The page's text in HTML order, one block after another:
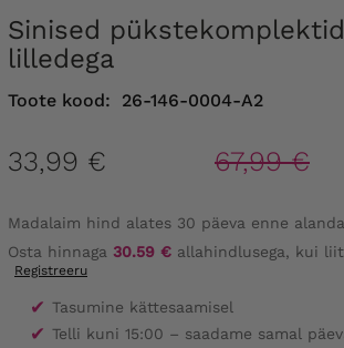
Sinised pükstekomplektid komplekt
lilledega
Toote kood: 26-146-0004-A2
33,99 € 67,99 €
Madalaim hind alates 30 päeva enne
Osta hinnaga 30.59 € allahindlusega, kui
Registreeru
✔ Tasumine kättesaamisel
✔ Telli kuni 15:00 – saadame samal